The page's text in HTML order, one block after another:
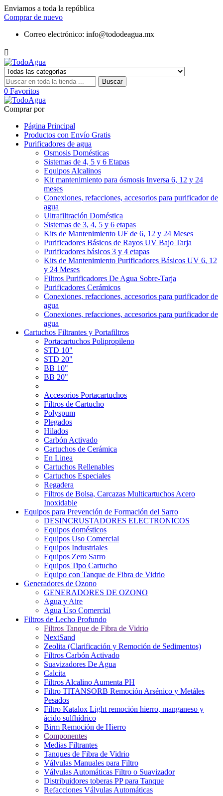
Enviamos a toda la república
Comprar de nuevo
Correo electrónico: info@tododeagua.mx

Buscar
0 Favoritos
Comprar por
Página Principal
Productos con Envío Gratis
Purificadores de agua
Osmosis Domésticas
Sistemas de 4, 5 y 6 Etapas
Equipos Alcalinos
Kit mantenimiento para ósmosis Inversa 6, 12 y 24
meses
Conexiones, refacciones, accesorios para purificador de
agua
Ultrafiltración Doméstica
Sistemas de 3, 4, 5 y 6 etapas
Kits de Mantenimiento UF de 6, 12 y 24 Meses
Purificadores Básicos de Rayos UV Bajo Tarja
Purificadores básicos 3 y 4 etapas
Kits de Mantenimiento Purificadores Básicos UV 6, 12
y 24 Meses
Filtros Purificadores De Agua Sobre-Tarja
Purificadores Cerámicos
Conexiones, refacciones, accesorios para purificador de
agua
Conexiones, refacciones, accesorios para purificador de
agua
Cartuchos Filtrantes y Portafiltros
Portacartuchos Polipropileno
STD 10"
STD 20"
BB 10"
BB 20"
Accesorios Portacartuchos
Filtros de Cartucho
Polyspum
Plegados
Hilados
Carbón Activado
Cartuchos de Cerámica
En Linea
Cartuchos Rellenables
Cartuchos Especiales
Regadera
Filtros de Bolsa, Carcazas Multicartuchos Acero
Inoxidable
Equipos para Prevención de Formación del Sarro
DESINCRUSTADORES ELECTRONICOS
Equipos domésticos
Equipos Uso Comercial
Equipos Industriales
Equipos Zero Sarro
Equipos Tipo Cartucho
Equipo con Tanque de Fibra de Vidrio
Generadores de Ozono
GENERADORES DE OZONO
Agua y Aire
Agua Uso Comercial
Filtros de Lecho Profundo
Filtros Tanque de Fibra de Vidrio
NextSand
Zeolita (Clarificación y Remoción de Sedimentos)
Filtros Carbón Activado
Suavizadores De Agua
Calcita
Filtros Alcalino Aumenta PH
Filtro TITANSORB Remoción Arsénico y Metáles
Pesados
Filtro Katalox Light remoción hierro, manganeso y
ácido sulfhídrico
Birm Remoción de Hierro
Componentes
Medias Filtrantes
Tanques de Fibra de Vidrio
Válvulas Manuales para Filtro
Válvulas Automáticas Filtro o Suavizador
Distribuidores toberas PP para Tanque
Refacciones Válvulas Automáticas